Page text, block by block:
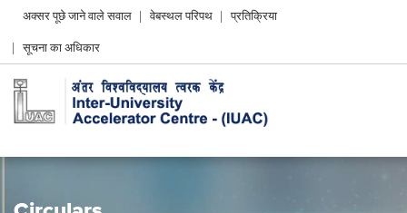
Header
menu
अक्सर पूछे जाने वाले सवाल वेबस्थल परिपथ
प्रतिक्रिया
सूचना का अधिकार